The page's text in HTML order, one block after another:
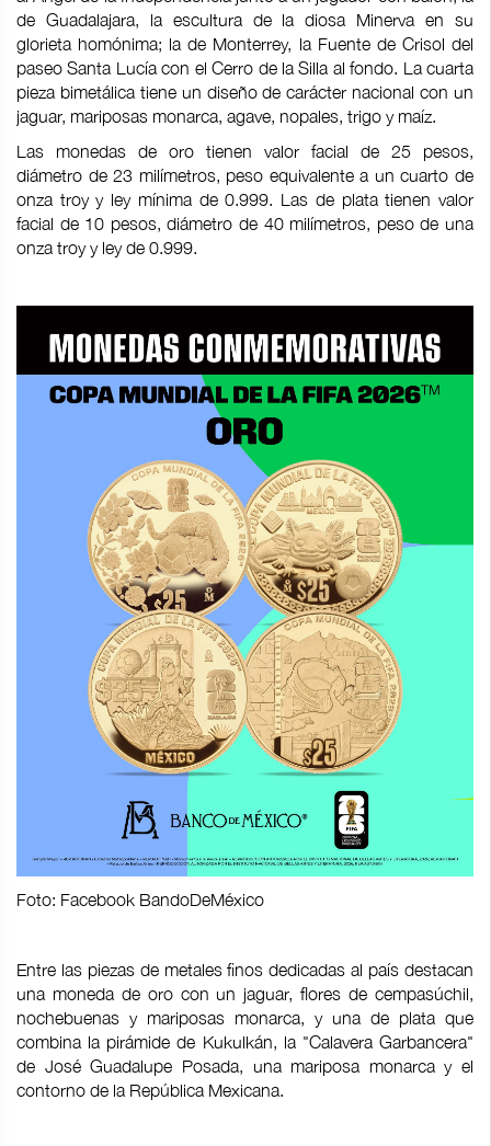
de Guadalajara, la escultura de la diosa Minerva en su
glorieta homónima; la de Monterrey, la Fuente de Crisol del
paseo Santa Lucía con el Cerro de la Silla al fondo. La cuarta
pieza bimetálica tiene un diseño de carácter nacional con un
jaguar, mariposas monarca, agave, nopales, trigo y maíz.
Las monedas de oro tienen valor facial de 25 pesos,
diámetro de 23 milímetros, peso equivalente a un cuarto de
onza troy y ley mínima de 0.999. Las de plata tienen valor
facial de 10 pesos, diámetro de 40 milímetros, peso de una
onza troy y ley de 0.999.
Foto: Facebook BandoDeMéxico
Entre las piezas de metales finos dedicadas al país destacan
una moneda de oro con un jaguar, flores de cempasúchil,
nochebuenas y mariposas monarca, y una de plata que
combina la pirámide de Kukulkán, la "Calavera Garbancera"
de José Guadalupe Posada, una mariposa monarca y el
contorno de la República Mexicana.